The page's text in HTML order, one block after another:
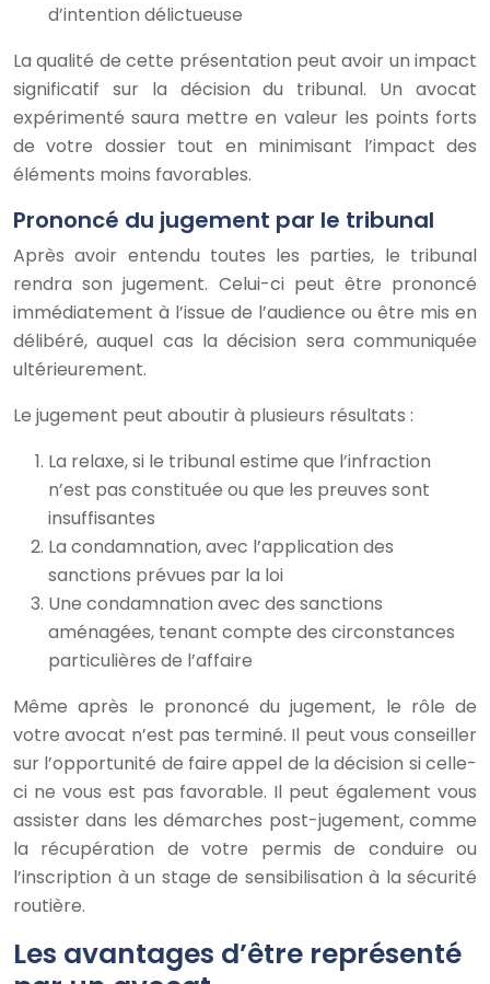
d’intention délictueuse
La qualité de cette présentation peut avoir un impact
significatif sur la décision du tribunal. Un avocat
expérimenté saura mettre en valeur les points forts
de votre dossier tout en minimisant l’impact des
éléments moins favorables.
Prononcé du jugement par le tribunal
Après avoir entendu toutes les parties, le tribunal
rendra son jugement. Celui-ci peut être prononcé
immédiatement à l’issue de l’audience ou être mis en
délibéré, auquel cas la décision sera communiquée
ultérieurement.
Le jugement peut aboutir à plusieurs résultats :
La relaxe, si le tribunal estime que l’infraction
n’est pas constituée ou que les preuves sont
insuffisantes
La condamnation, avec l’application des
sanctions prévues par la loi
Une condamnation avec des sanctions
aménagées, tenant compte des circonstances
particulières de l’affaire
Même après le prononcé du jugement, le rôle de
votre avocat n’est pas terminé. Il peut vous conseiller
sur l’opportunité de faire appel de la décision si celle-
ci ne vous est pas favorable. Il peut également vous
assister dans les démarches post-jugement, comme
la récupération de votre permis de conduire ou
l’inscription à un stage de sensibilisation à la sécurité
routière.
Les avantages d’être représenté